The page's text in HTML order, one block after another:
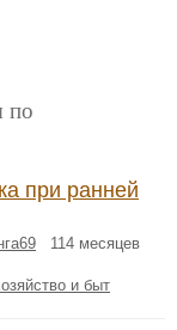
по
при ранней
114 месяцев
и быт